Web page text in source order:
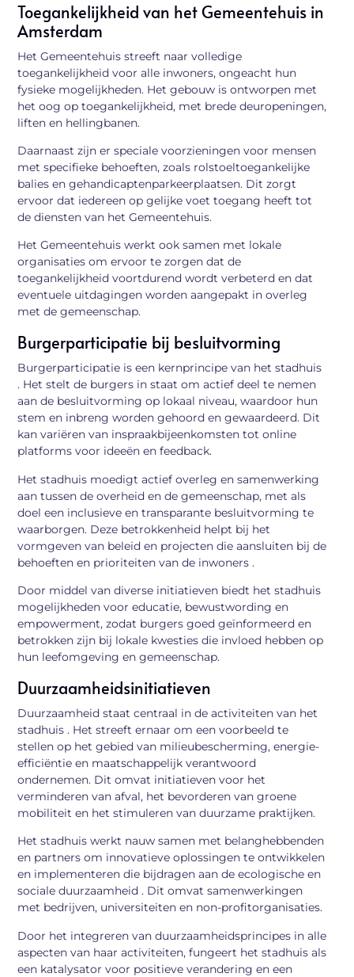
Toegankelijkheid van het Gemeentehuis in
Amsterdam
Het Gemeentehuis streeft naar volledige
toegankelijkheid voor alle inwoners, ongeacht hun
fysieke mogelijkheden. Het gebouw is ontworpen met
het oog op toegankelijkheid, met brede deuropeningen,
liften en hellingbanen.
Daarnaast zijn er speciale voorzieningen voor mensen
met specifieke behoeften, zoals rolstoeltoegankelijke
balies en gehandicaptenparkeerplaatsen. Dit zorgt
ervoor dat iedereen op gelijke voet toegang heeft tot
de diensten van het Gemeentehuis.
Het Gemeentehuis werkt ook samen met lokale
organisaties om ervoor te zorgen dat de
toegankelijkheid voortdurend wordt verbeterd en dat
eventuele uitdagingen worden aangepakt in overleg
met de gemeenschap.
Burgerparticipatie bij besluitvorming
Burgerparticipatie is een kernprincipe van het stadhuis
. Het stelt de burgers in staat om actief deel te nemen
aan de besluitvorming op lokaal niveau, waardoor hun
stem en inbreng worden gehoord en gewaardeerd. Dit
kan variëren van inspraakbijeenkomsten tot online
platforms voor ideeën en feedback.
Het stadhuis moedigt actief overleg en samenwerking
aan tussen de overheid en de gemeenschap, met als
doel een inclusieve en transparante besluitvorming te
waarborgen. Deze betrokkenheid helpt bij het
vormgeven van beleid en projecten die aansluiten bij de
behoeften en prioriteiten van de inwoners .
Door middel van diverse initiatieven biedt het stadhuis
mogelijkheden voor educatie, bewustwording en
empowerment, zodat burgers goed geïnformeerd en
betrokken zijn bij lokale kwesties die invloed hebben op
hun leefomgeving en gemeenschap.
Duurzaamheidsinitiatieven
Duurzaamheid staat centraal in de activiteiten van het
stadhuis . Het streeft ernaar om een voorbeeld te
stellen op het gebied van milieubescherming, energie-
efficiëntie en maatschappelijk verantwoord
ondernemen. Dit omvat initiatieven voor het
verminderen van afval, het bevorderen van groene
mobiliteit en het stimuleren van duurzame praktijken.
Het stadhuis werkt nauw samen met belanghebbenden
en partners om innovatieve oplossingen te ontwikkelen
en implementeren die bijdragen aan de ecologische en
sociale duurzaamheid . Dit omvat samenwerkingen
met bedrijven, universiteiten en non-profitorganisaties.
Door het integreren van duurzaamheidsprincipes in alle
aspecten van haar activiteiten, fungeert het stadhuis als
een katalysator voor positieve verandering en een